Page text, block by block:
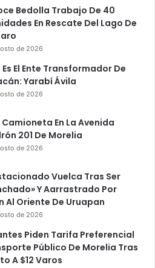
Bedolla Trabajo De 40
En Rescate Del Lago De
de 2026
Es El Ente Transformador De
Yarabí Ávila
de 2026
En La Avenida
201 De Morelia
de 2026
Vuelca Tras Ser
Y Aarrastrado Por
Al Oriente De Uruapan
de 2026
Piden Tarifa Preferencial
Público De Morelia Tras
A $12 Varos